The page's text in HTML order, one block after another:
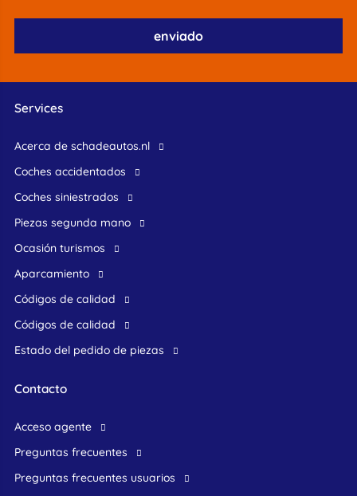
Services
Acerca de schadeautos.nl
Coches accidentados
Coches siniestrados
Piezas segunda mano
ocasión turismos
Aparcamiento
Códigos de calidad
Códigos de calidad
Estado del pedido de piezas
Contacto
acceso agente
preguntas frecuentes
preguntas frecuentes usuarios